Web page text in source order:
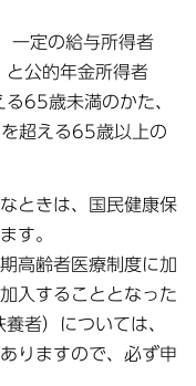
一定の給与所得者
と公的年金所得者
65歳未満のかた、
超える65歳以上の
ときは、国民健康保
す｡
高齢者医療制度に加
入することとなった
者）については、
りますので、必ず申